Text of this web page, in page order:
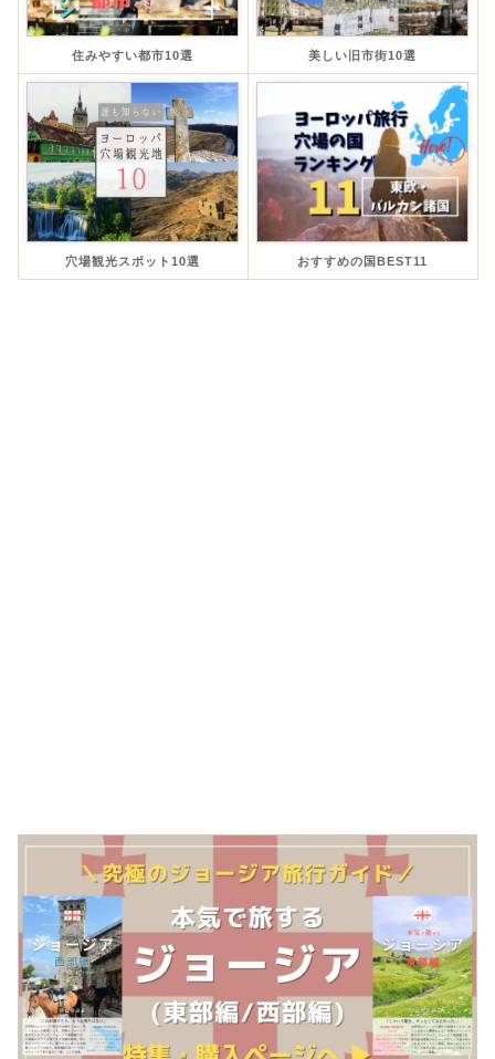
住みやすい都市10選 美しい旧市街10選
穴場観光スポット10選 おすすめの国BEST11